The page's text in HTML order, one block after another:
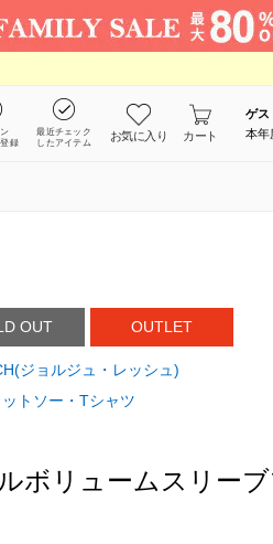
録
最近チェック
したアイテム
お気に入り カート
ゲス
本年
OUT OUTLET
ジョルジュ・レッシュ)
ットソー・Tシャツ
ボリュームスリー